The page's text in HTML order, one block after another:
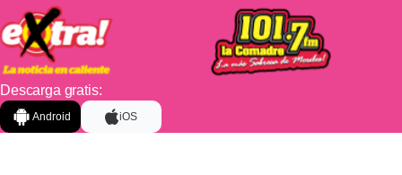
Descarga gratis:
Android iOS